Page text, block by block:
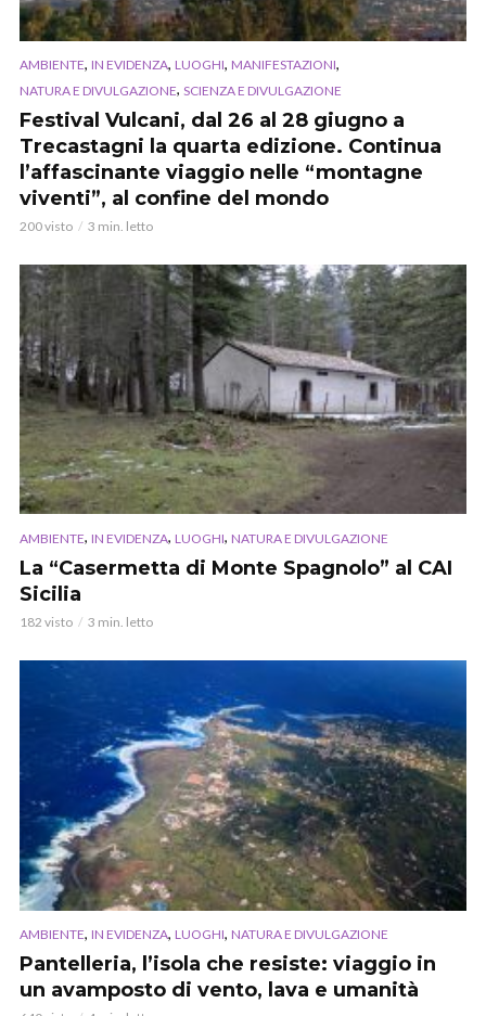
AMBIENTE, IN EVIDENZA, LUOGHI, MANIFESTAZIONI,
NATURA E DIVULGAZIONE, SCIENZA E DIVULGAZIONE
Festival Vulcani, dal 26 al 28 giugno a
Trecastagni la quarta edizione. Continua
l’affascinante viaggio nelle “montagne
viventi”, al confine del mondo
200 visto 3 min. letto
AMBIENTE, IN EVIDENZA, LUOGHI, NATURA E DIVULGAZIONE
La “Casermetta di Monte Spagnolo” al CAI
Sicilia
182 visto 3 min. letto
AMBIENTE, IN EVIDENZA, LUOGHI, NATURA E DIVULGAZIONE
Pantelleria, l’isola che resiste: viaggio in
un avamposto di vento, lava e umanità